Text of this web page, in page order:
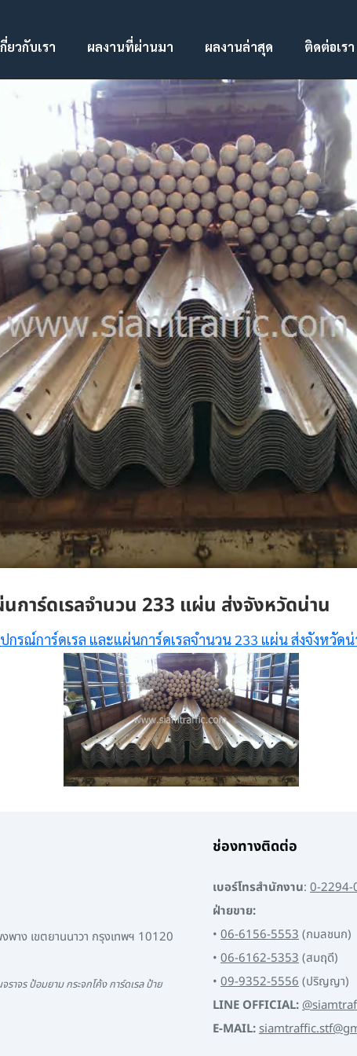
ยวกับเรา ผลงานที่ผ่านมา ผลงานล่าสุด ติดต่อเรา
การ์ดเรลจำนวน 233 แผ่น ส่งจังหวัดน่าน
กรณ์การ์ดเรล และแผ่นการ์ดเรลจำนวน 233 แผ่น ส่งจังหวัด
าง เขตยานนาวา กรุงเทพฯ 10120
าจร ป้อมยาม กระจกโค้ง การ์ดเรล ป้าย
ช่องทางติดต่อ
เบอร์โทรสำนักงาน: 0-
ฝ่ายขาย:
• 06-6156-5553(กมลชนก)
• 06-6162-5353(สมฤดี)
• 09-9352-5556(ปริญญา)
LINE OFFICIAL:
E-MAIL: